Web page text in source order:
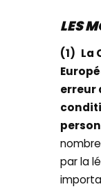
LES
(1) La
erreur
par la